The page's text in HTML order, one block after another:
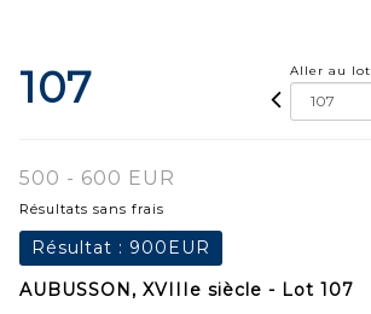
107 Aller au lot
500 - 600 EUR
Résultats sans frais
Résultat : 900EUR
AUBUSSON, XVIIIe siècle - Lot 107